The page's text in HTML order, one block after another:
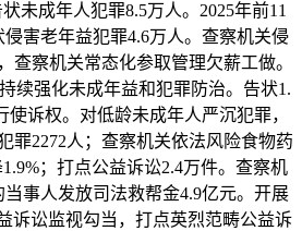
未成年人犯罪8.5万人。2025年前11
害老年益犯罪4.6万人。查察机关侵
查察机关常态化参取管理欠薪工做。
续强化未成年益和犯罪防治。告状1.
使诉权。对低龄未成年人严沉犯罪，
罪2272人；查察机关依法风险食物药
；打点公益诉讼2.4万件。查察机
事人发放司法救帮金4.9亿元。开展
诉讼监视勾当，打点英烈范畴公益诉